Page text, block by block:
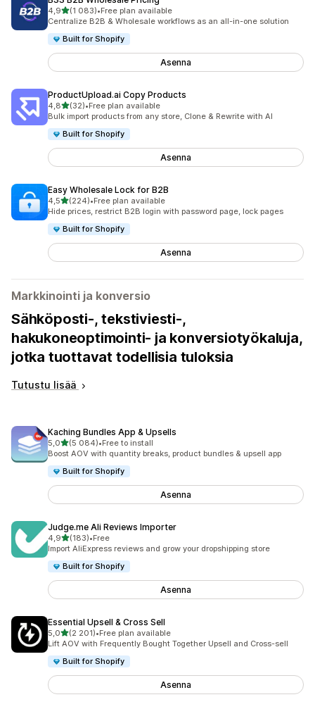
4,9/ 5 tähteä
(1 083)
1083 arvostelua yhteensä
•Free plan available
Centralize B2B & Wholesale workflows as an all-in-one solution
Built for Shopify
Asenna
ProductUpload.ai Copy Products
4,8/ 5 tähteä
(32)
32 arvostelua yhteensä
•Free plan available
Bulk import products from any store, Clone & Rewrite with AI
Built for Shopify
Asenna
Easy Wholesale Lock for B2B
4,5/ 5 tähteä
(224)
224 arvostelua yhteensä
•Free plan available
Hide prices, restrict B2B login with password page, lock pages
Built for Shopify
Asenna
Markkinointi ja konversio
Sähköposti-, tekstiviesti-,
hakukoneoptimointi- ja konversiotyökaluja,
jotka tuottavat todellisia tuloksia
Tutustu lisää
Kaching Bundles App & Upsells
5,0/ 5 tähteä
(5 084)
5084 arvostelua yhteensä
•Free to install
Boost AOV with quantity breaks, product bundles & upsell app
Built for Shopify
Asenna
Judge.me Ali Reviews Importer
4,9/ 5 tähteä
(183)
183 arvostelua yhteensä
•Free
Import AliExpress reviews and grow your dropshipping store
Built for Shopify
Asenna
Essential Upsell & Cross Sell
5,0/ 5 tähteä
(2 201)
2201 arvostelua yhteensä
•Free plan available
Lift AOV with Frequently Bought Together Upsell and Cross-sell
Built for Shopify
Asenna